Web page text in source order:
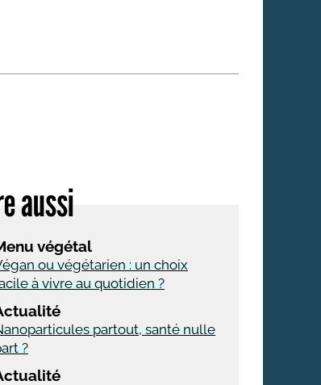
Découvrir le monde
aussi
végétal
ou végétarien : un choix
à vivre au quotidien ?
partout, santé nulle
?